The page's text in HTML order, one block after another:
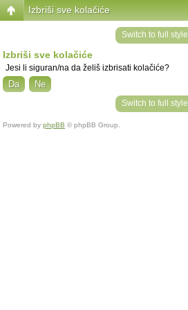
Izbriši sve kolačiće
Switch to full style
Izbriši sve kolačiće
Jesi li siguran/na da želiš izbrisati kolačiće?
Switch to full style
Powered by phpBB © phpBB Group.